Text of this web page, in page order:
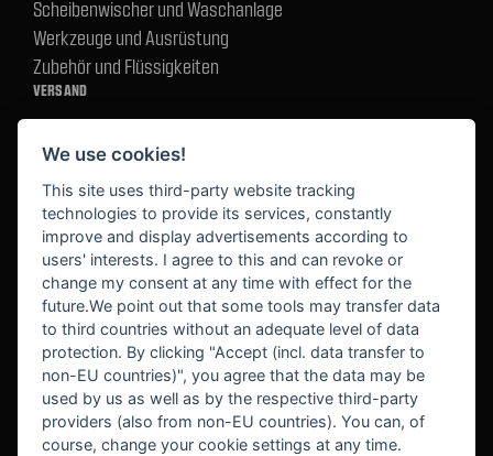
Scheibenwischer und Waschanlage
Werkzeuge und Ausrüstung
Zubehör und Flüssigkeiten
VERSAND
BEKANNT AUS
We use cookies!
This site uses third-party website tracking
technologies to provide its services, constantly
improve and display advertisements according to
users' interests. I agree to this and can revoke or
change my consent at any time with effect for the
future.We point out that some tools may transfer data
to third countries without an adequate level of data
protection. By clicking "Accept (incl. data transfer to
non-EU countries)", you agree that the data may be
used by us as well as by the respective third-party
providers (also from non-EU countries). You can, of
course, change your cookie settings at any time.